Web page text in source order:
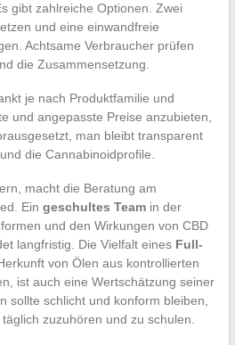
gibt zahlreiche Optionen. Zwei
und eine einwandfreie
Achtsame Verbraucher prüfen
die Zusammensetzung.
je nach Produktfamilie und
und angepasste Preise anzubieten,
man bleibt transparent
die Cannabinoidprofile.
macht die Beratung am
Ein geschultes Teamin der
und den Wirkungen von CBD
langfristig. Die Vielfalt eines Full-
von Ölen aus kontrollierten
ist auch eine Wertschätzung seiner
sollte schlicht und konform bleiben,
zuzuhören und zu schulen.